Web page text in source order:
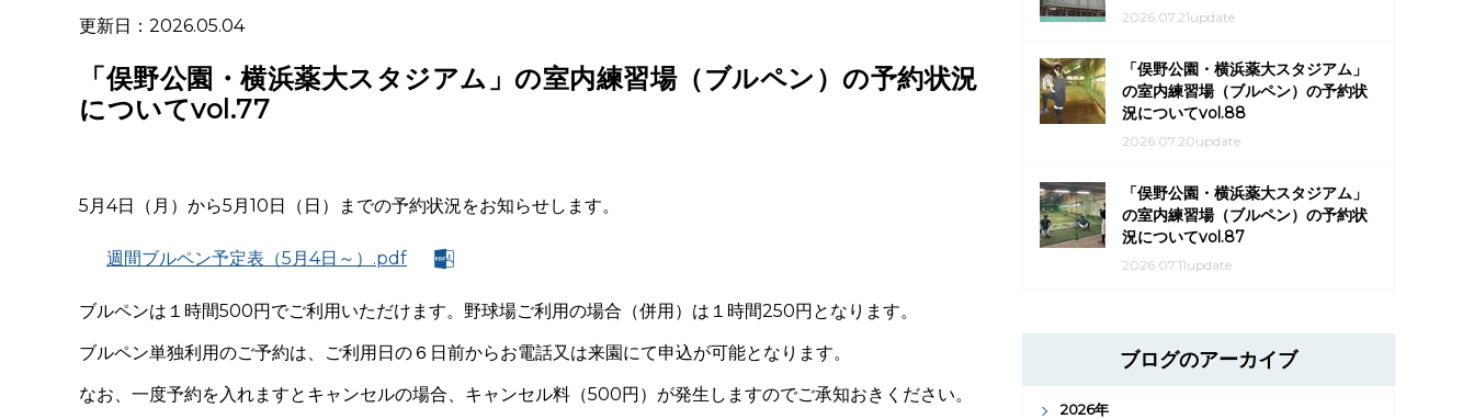
更新日：2026.05.04
「俣野公園・横浜薬大スタジアム」の室内練習場（ブルペン）の予約状況
についてvol.77
5月4日（月）から5月10日（日）までの予約状況をお知らせします。
週間ブルペン予定表（5月4日～）.pdf
ブルペンは１時間500円でご利用いただけます。野球場ご利用の場合（併用）は１時間250円となります。
ブルペン単独利用のご予約は、ご利用日の６日前からお電話又は来園にて申込が可能となります。
なお、一度予約を入れますとキャンセルの場合、キャンセル料（500円）が発生しますのでご承知おきください。
2026.07.21update
「俣野公園・横浜薬大スタジアム」
の室内練習場（ブルペン）の予約状
況についてvol.88
2026.07.20update
「俣野公園・横浜薬大スタジアム」
の室内練習場（ブルペン）の予約状
況についてvol.87
2026.07.11update
ブログのアーカイブ
2026年